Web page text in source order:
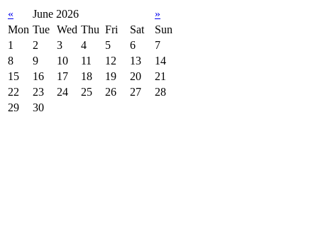
« June 2026
»
Mon Tue Wed Thu Fri Sat
Sun
1
2 3 4 5 6
7
8
9 10 11 12 13
14
15
16 17 18 19 20
21
22
23 24 25 26 27
28
29
30